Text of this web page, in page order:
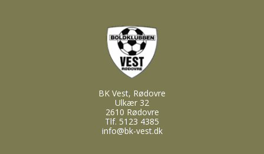
BK Vest, Rødovre
Ulkær 32
2610 Rødovre
Tlf. 5123 4385
info@bk-vest.dk